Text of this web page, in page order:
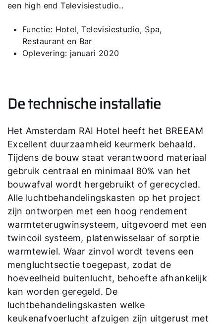
een high end Televisiestudio..
Functie: Hotel, Televisiestudio, Spa,
Restaurant en Bar
Oplevering: januari 2020
De technische installatie
Het Amsterdam RAI Hotel heeft het BREEAM
Excellent duurzaamheid keurmerk behaald.
Tijdens de bouw staat verantwoord materiaal
gebruik centraal en minimaal 80% van het
bouwafval wordt hergebruikt of gerecycled.
Alle luchtbehandelingskasten op het project
zijn ontworpen met een hoog rendement
warmteterugwinsysteem, uitgevoerd met een
twincoil systeem, platenwisselaar of sorptie
warmtewiel. Waar zinvol wordt tevens een
mengluchtsectie toegepast, zodat de
hoeveelheid buitenlucht, behoefte afhankelijk
kan worden geregeld. De
luchtbehandelingskasten welke
keukenafvoerlucht afzuigen zijn uitgerust met
Hallo!
Hoe kunnen wij u helpen?
Contactformulier
Adresgegevens
Ook interessant?
Downloads
Service App